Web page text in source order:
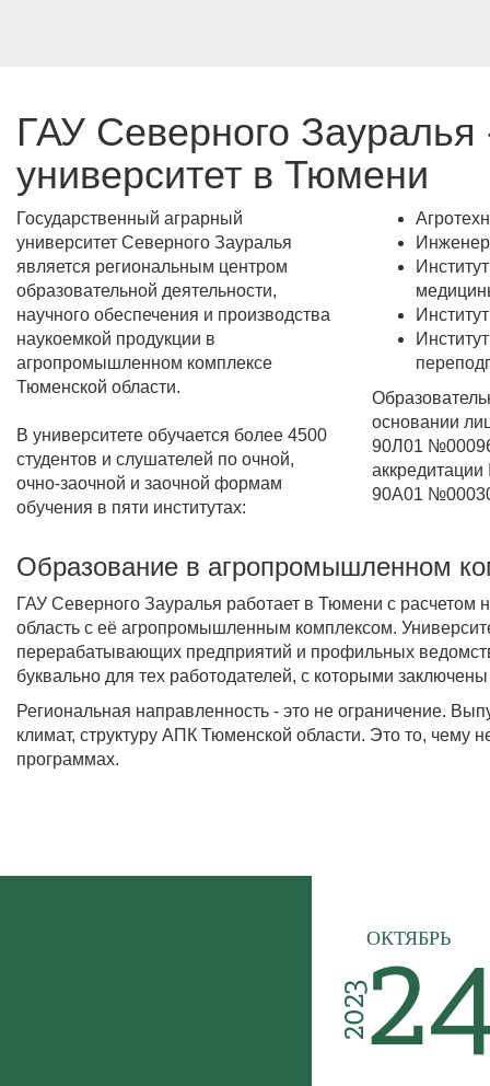
ГАУ Северного Зауралья
университет в Тюмени
Государственный аграрный
университет Северного Зауралья
является региональным центром
образовательной деятельности,
научного обеспечения и производства
наукоемкой продукции в
агропромышленном комплексе
Тюменской области.
В университете обучается более 4500
студентов и слушателей по очной,
очно-заочной и заочной формам
обучения в пяти институтах:
основании
90Л01
90А01
Образование в агропромышленном
ГАУ Северного Зауралья работает в Тюмени с расчетом
область с её агропромышленным комплексом.
перерабатывающих предприятий и профильных
буквально для тех работодателей, с которыми
Региональная направленность - это не ограничение.
климат, структуру АПК Тюменской области. Это то, чему
программах.
2023
ОКТЯБРЬ